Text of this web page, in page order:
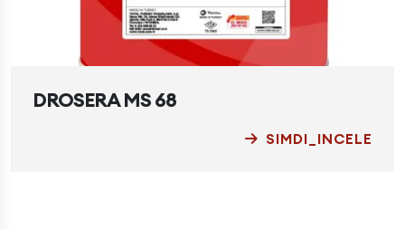
DROSERA MS 68
SIMDI_INCELE